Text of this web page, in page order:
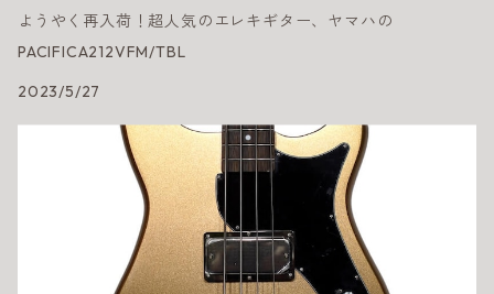
ようやく再入荷！超人気のエレキギター、ヤマハの
PACIFICA212VFM/TBL
2023/5/27